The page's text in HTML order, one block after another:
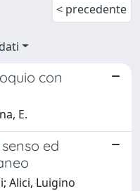
< precedente
con
E.
ed
Alici, Luigino